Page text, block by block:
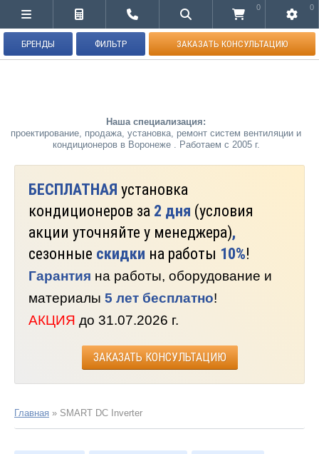
0 0
Наша специализация:
проектирование, продажа, установка, ремонт систем вентиляции и
кондиционеров в Воронеже . Работаем с 2005 г.
БРЕНДЫ ФИЛЬТР ЗАКАЗАТЬ КОНСУЛЬТАЦИЮ
БЕСПЛАТНАЯ установка
кондиционеров за 2 дня (условия
акции уточняйте у менеджера),
сезонные скидки на работы 10%!
Гарантия на работы, оборудование и
материалы 5 лет бесплатно!
АКЦИЯ до 31.07.2026 г.
ЗАКАЗАТЬ КОНСУЛЬТАЦИЮ
Главная » SMART DC Inverter